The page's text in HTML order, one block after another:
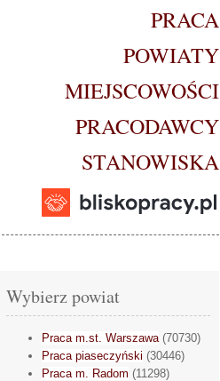
PRACA
POWIATY
MIEJSCOWOŚCI
PRACODAWCY
STANOWISKA
Wybierz powiat
Praca m.st. Warszawa(70730)
Praca piaseczyński (30446)
Praca m. Radom (11298)